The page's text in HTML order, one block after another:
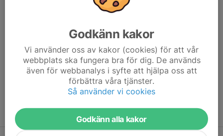
Ledarna i blå grodor
Dela nyhet
Tidigare nyheter
Godkänn kakor
Vi använder oss av kakor (cookies) för att vår
webbplats ska fungera bra för dig. De används
även för webbanalys i syfte att hjälpa oss att
förbättra våra tjänster.
Så använder vi cookies
Godkänn alla kakor